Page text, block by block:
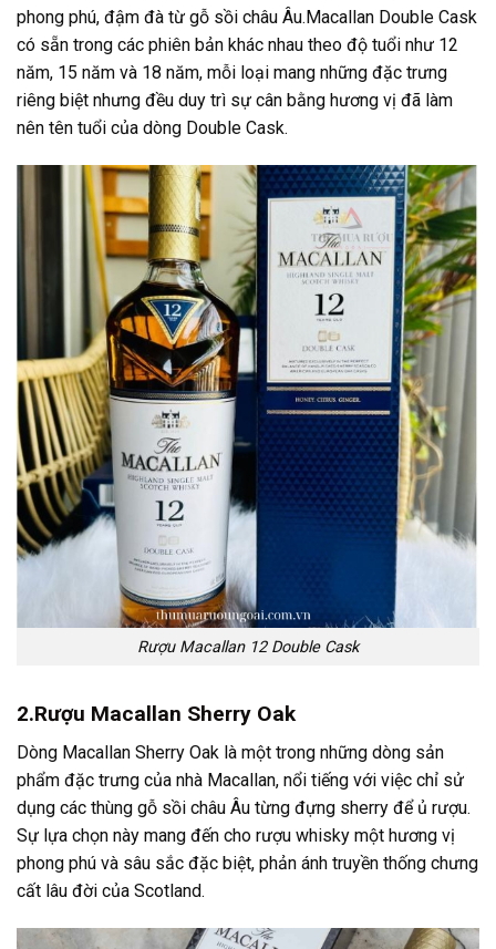
phong phú, đậm đà từ gỗ sồi châu Âu.Macallan Double Cask
có sẵn trong các phiên bản khác nhau theo độ tuổi như 12
năm, 15 năm và 18 năm, mỗi loại mang những đặc trưng
riêng biệt nhưng đều duy trì sự cân bằng hương vị đã làm
nên tên tuổi của dòng Double Cask.
Rượu Macallan 12 Double Cask
2.Rượu Macallan Sherry Oak
Dòng Macallan Sherry Oak là một trong những dòng sản
phẩm đặc trưng của nhà Macallan, nổi tiếng với việc chỉ sử
dụng các thùng gỗ sồi châu Âu từng đựng sherry để ủ rượu.
Sự lựa chọn này mang đến cho rượu whisky một hương vị
phong phú và sâu sắc đặc biệt, phản ánh truyền thống chưng
cất lâu đời của Scotland.